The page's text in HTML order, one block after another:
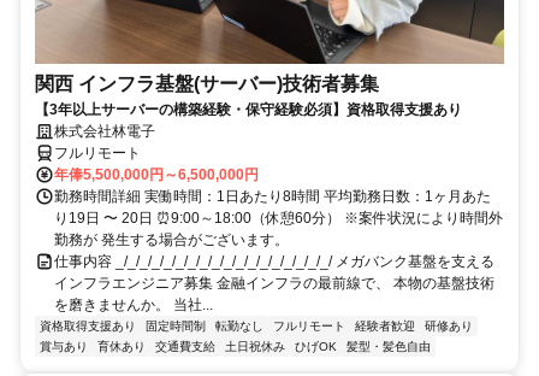
関西 インフラ基盤(サーバー)技術者募集
【3年以上サーバーの構築経験・保守経験必須】資格取得支援あり
株式会社林電子
フルリモート
年俸5,500,000円～6,500,000円
勤務時間詳細 実働時間：1日あたり8時間 平均勤務日数：1ヶ月あた
り19日 〜 20日 ⏰9:00～18:00（休憩60分） ※案件状況により時間外
勤務が 発生する場合がございます。
仕事内容 _/_/_/_/_/_/_/_/_/_/_/_/_/_/_/_/_/_/ メガバンク基盤を支える
インフラエンジニア募集 金融インフラの最前線で、 本物の基盤技術
を磨きませんか。 当社...
資格取得支援あり 固定時間制 転勤なし フルリモート 経験者歓迎
研修あり
賞与あり
育休あり 交通費支給 土日祝休み ひげOK 髪型・髪色自由